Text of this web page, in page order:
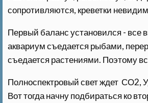
сопротивляются, креветки
Первый баланс установился - все
аквариум съедается рыбами,
съедается растениями. Поэтому
Полноспектровый свет ждет СО2,
Вот тогда начну подбираться ко